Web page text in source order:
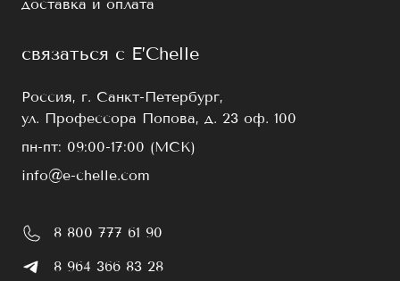
доставка и оплата
связаться с E’Chelle
Россия, г. Санкт-Петербург,
ул. Профессора Попова, д. 23 оф. 100
пн-пт: 09:00-17:00 (МСК)
info@e-chelle.com
8 800 777 61 90
8 964 366 83 28